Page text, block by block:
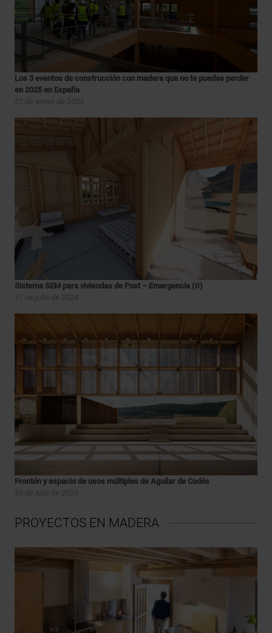
Los 3 eventos de construcción con madera que no te puedes perder
en 2025 en España
22 de enero de 2025
Sistema SEM para viviendas de Post – Emergencia (II)
31 de julio de 2024
Frontón y espacio de usos múltiples de Aguilar de Codés
29 de julio de 2024
PROYECTOS EN MADERA